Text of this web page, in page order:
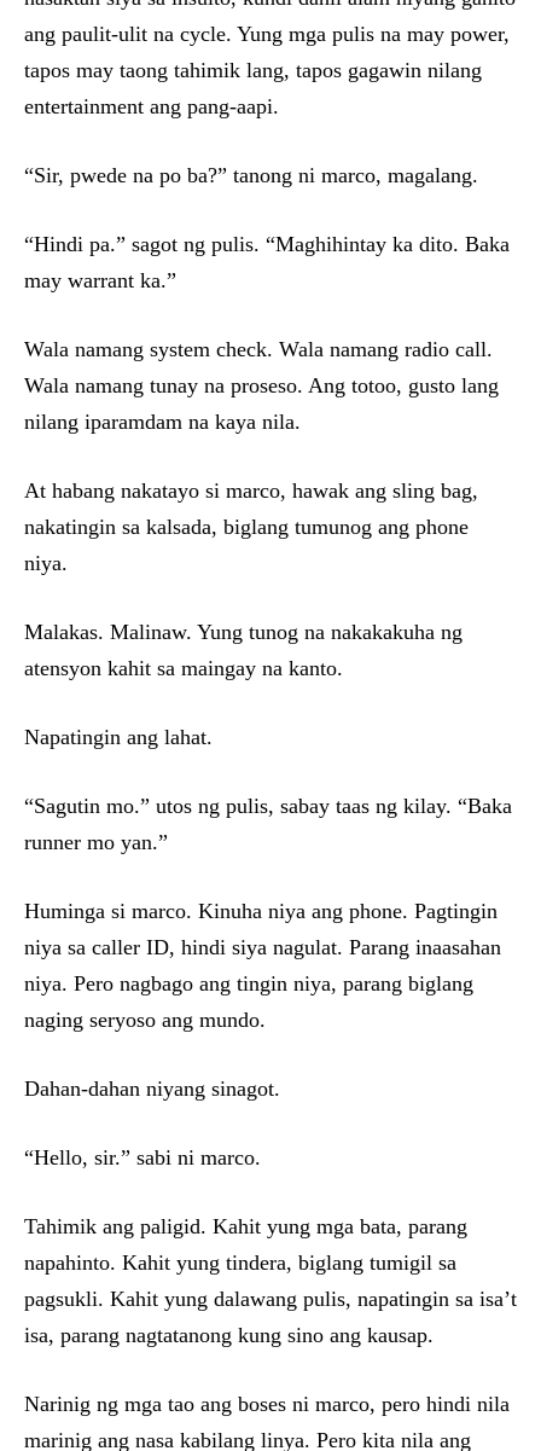
ang paulit-ulit na cycle. Yung mga pulis na may power,
tapos may taong tahimik lang, tapos gagawin nilang
entertainment ang pang-aapi.
“Sir, pwede na po ba?” tanong ni marco, magalang.
“Hindi pa.” sagot ng pulis. “Maghihintay ka dito. Baka
may warrant ka.”
Wala namang system check. Wala namang radio call.
Wala namang tunay na proseso. Ang totoo, gusto lang
nilang iparamdam na kaya nila.
At habang nakatayo si marco, hawak ang sling bag,
nakatingin sa kalsada, biglang tumunog ang phone
niya.
Malakas. Malinaw. Yung tunog na nakakakuha ng
atensyon kahit sa maingay na kanto.
Napatingin ang lahat.
“Sagutin mo.” utos ng pulis, sabay taas ng kilay. “Baka
runner mo yan.”
Huminga si marco. Kinuha niya ang phone. Pagtingin
niya sa caller ID, hindi siya nagulat. Parang inaasahan
niya. Pero nagbago ang tingin niya, parang biglang
naging seryoso ang mundo.
Dahan-dahan niyang sinagot.
“Hello, sir.” sabi ni marco.
Tahimik ang paligid. Kahit yung mga bata, parang
napahinto. Kahit yung tindera, biglang tumigil sa
pagsukli. Kahit yung dalawang pulis, napatingin sa isa’t
isa, parang nagtatanong kung sino ang kausap.
Narinig ng mga tao ang boses ni marco, pero hindi nila
marinig ang nasa kabilang linya. Pero kita nila ang